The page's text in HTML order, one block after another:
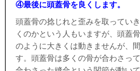
④最後に頭蓋骨を良くします。
頭蓋骨の捻じれと歪みを取ってい
くのかという人もいますが、頭蓋
のように大きくは動きませんが、
す。頭蓋骨は多くの骨が合わさっ